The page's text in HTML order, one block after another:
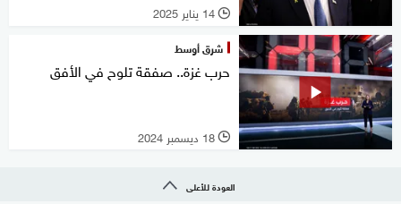
l 14 يناير 2025
شرق أوسط
حرب غزة.. صفقة تلوح في الأفق
l 18 ديسمبر 2024
العودة للأعلى